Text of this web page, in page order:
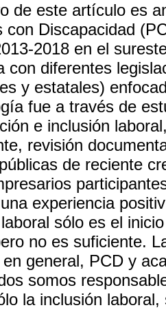
de este artículo es
con Discapacidad
2018 en el
con diferentes
y estatales)
fue a través de
e inclusión
revisión
de reciente
experiencia
sólo es el
no es suficiente.
general, PCD y
somos
la inclusión